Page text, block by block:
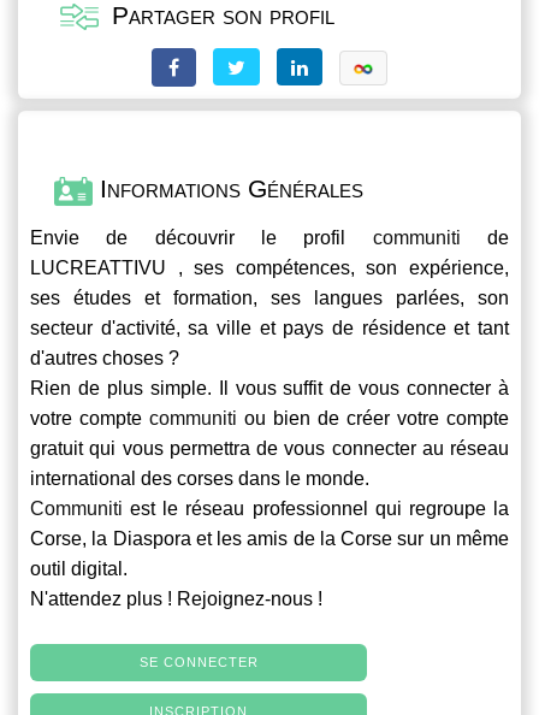
Partager son profil
Informations Générales
Envie de découvrir le profil communiti de
LUCREATTIVU , ses compétences, son expérience,
ses études et formation, ses langues parlées, son
secteur d'activité, sa ville et pays de résidence et tant
d'autres choses ?
Rien de plus simple. Il vous suffit de vous connecter à
votre compte communiti ou bien de créer votre compte
gratuit qui vous permettra de vous connecter au réseau
international des corses dans le monde.
Communiti est le réseau professionnel qui regroupe la
Corse, la Diaspora et les amis de la Corse sur un même
outil digital.
N'attendez plus ! Rejoignez-nous !
SE CONNECTER
INSCRIPTION